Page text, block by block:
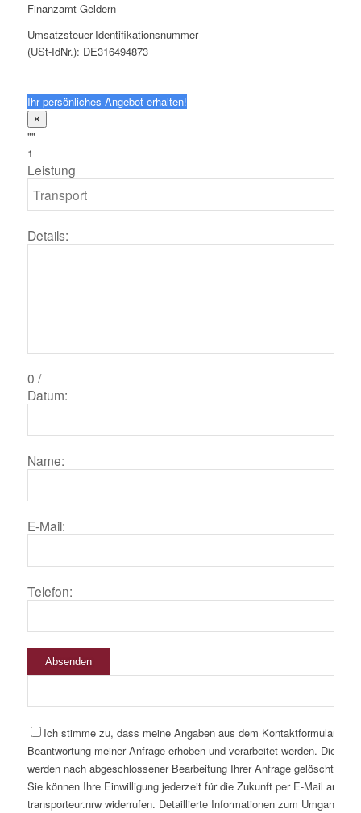
Finanzamt Geldern
Umsatzsteuer-Identifikationsnummer
(USt-IdNr.): DE316494873
Ihr persönliches Angebot erhalten!
×
""
1
Leistung
Details:
0 /
Datum:
Name:
E-Mail:
Telefon:
Absenden
Ich stimme zu, dass meine Angaben aus dem Kontaktformular zur
Beantwortung meiner Anfrage erhoben und verarbeitet werden. Die
werden nach abgeschlossener Bearbeitung Ihrer Anfrage gelöscht.
Sie können Ihre Einwilligung jederzeit für die Zukunft per E-Mail an
transporteur.nrw widerrufen. Detaillierte Informationen zum Umgang mit